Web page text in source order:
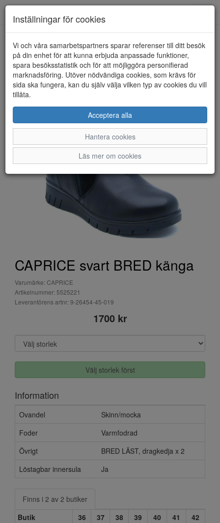
HEM CAPRICE
CAPRICE svart BRED känga
Varumärke: CAPRICE
Artikelnummer: 5525221
Leverantörens artnr: 9-26454-45-019
1700 kr
Välj storlek först
Information
Ovandel
Skinn/mocka
Foder
Varmfodrad
Övrigt
BRED LÄST, dragkedja x 2
Löstagbar innersula
Ja
Finns i 2 av 2 butiker
Butik
36 37 38 39 40 41
42
Inställningar för cookies
Vi och våra samarbetspartners sparar referenser till ditt besök
på din enhet för att kunna erbjuda anpassade funktioner,
spara besöksstatistik och för att möjliggöra personifierad
marknadsföring. Utöver nödvändiga cookies, som krävs för
sida ska fungera, kan du själv välja vilken typ av cookies du vill
tillåta.
Acceptera alla
Hantera cookies
Läs mer om cookies